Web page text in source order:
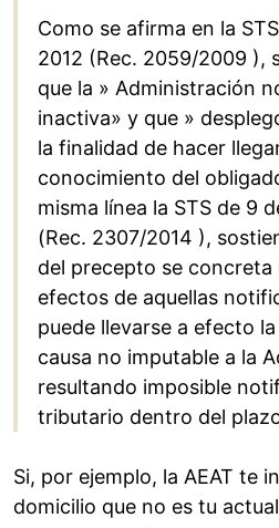
Como se afirma en la
2012 (Rec. 2059/2009 ),
que la » Administración
inactiva» y que »
la finalidad de hacer
conocimiento del
misma línea la STS de 9
(Rec. 2307/2014 ),
del precepto se
efectos de aquellas
puede llevarse a efecto
causa no imputable a la
resultando imposible
tributario dentro del
Si, por ejemplo, la AEAT te
domicilio que no es tu